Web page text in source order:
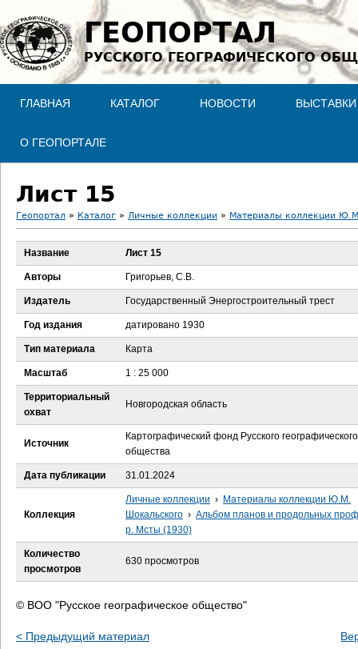
Jump to navigation
ГЕОПОРТАЛ
РУССКОГО ГЕОГРАФИЧЕСКОГО
ГЛАВНАЯ КАТАЛОГ НОВОСТИ ВЫСТАВКИ
О ГЕОПОРТАЛЕ
Лист 15
В
ы
д
е
с
ь
Геопортал » Каталог » Личные коллекции » Материалы коллекции
Название Лист 15
Авторы Григорьев, С.В.
Издатель Государственный Энергостроительный трест
Год издания датировано 1930
Тип материала Карта
Масштаб 1 : 25 000
Территориальный
охват
Новгородская область
Источник
Картографический фонд Русского географического
общества
Дата публикации 31.01.2024
Коллекция
Личные коллекции › Материалы коллекции Ю.М.
Шокальского › Альбом планов и продольных
р. Мсты (1930)
Количество
просмотров
630 просмотров
© ВОО "Русское географическое общество"
< Предыдущий материал